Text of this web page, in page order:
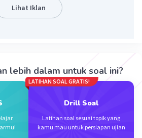
JAG1 di kr20p12. SA adalah
yang biasanya memengaruhi
menghambat kinerja hati.
tampak pada penderita sindrom
serupa dengan gejala bayi
Namun, kemudian akan
bintik yang menyebabkan gatal
Lihat Iklan
lebih dalam untuk soal ini?
LATIHAN SOAL GRATIS!
Drill Soal
Latihan soal sesuai topik yang
kamu mau untuk persiapan ujian